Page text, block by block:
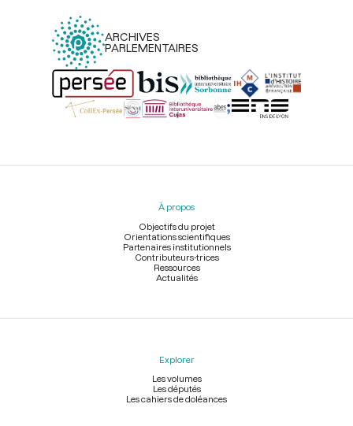
ARCHIVES
PARLEMENTAIRES
Menu
À propos
Objectifs du projet
Orientations scientifiques
Partenaires institutionnels
Contributeurs-trices
Ressources
Actualités
Explorer
Les volumes
Les députés
Les cahiers de doléances